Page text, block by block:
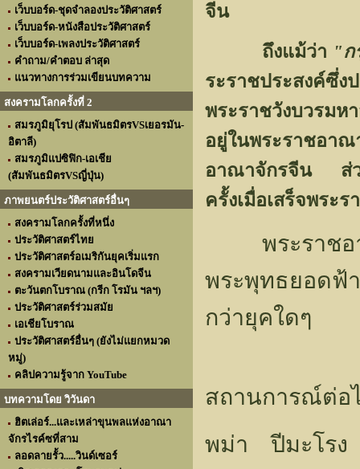
เว็บบอร์ด-ชุดจำลองประวัติศาสตร์
เว็บบอร์ด-หนังสือประวัติศาสตร์
เว็บบอร์ด-เพลงประวัติศาสตร์
คำถาม/คำตอบ ล่าสุด
แนวทางการร่วมเขียนบทความ
สงครามโลกครั้งที่ 2
สมรภูมิยุโรป (สัมพันธมิตรVSเยอรมัน-
อิตาลี)
สมรภูมิแปซิฟิก-เอเชีย
(สัมพันธมิตรVSญี่ปุ่น)
ภาพยนตร์ประวัติศาสตร์อื่นๆ
สงครามโลกครั้งที่หนึ่ง
ประวัติศาสตร์ไทย
ประวัติศาสตร์อเมริกันยุคเริ่มแรก
สงครามเวียดนามและอินโดจีน
ตะวันตกโบราณ (กรีก โรมัน ฯลฯ)
ประวัติศาสตร์ร่วมสมัย
เอเชียโบราณ
ประวัติศาสตร์อื่นๆ (ยังไม่แยกหมวด
หมู่)
คลิปความรู้จาก YouTube
บทความโดย วิวันดา
ฮิตเล่อร์...และเหล่าขุนพลแห่งอาณา
จักรไรค์ซที่สาม
ลอดลายรั้ว.....วินด์เซอร์
จีน
ถึงแม้ว่า "ก
ระราชประสงค์ซึ่
พระราชวังบวรม
อยู่ในพระราชอ
อาณาจักรจีน ส่ว
ครั้งเมื่อเสร็จพร
พระราชอา
พระพุทธยอดฟ้
กว่ายุคใดๆ
สถานการณ์ต่อ
พม่า ปีมะโร